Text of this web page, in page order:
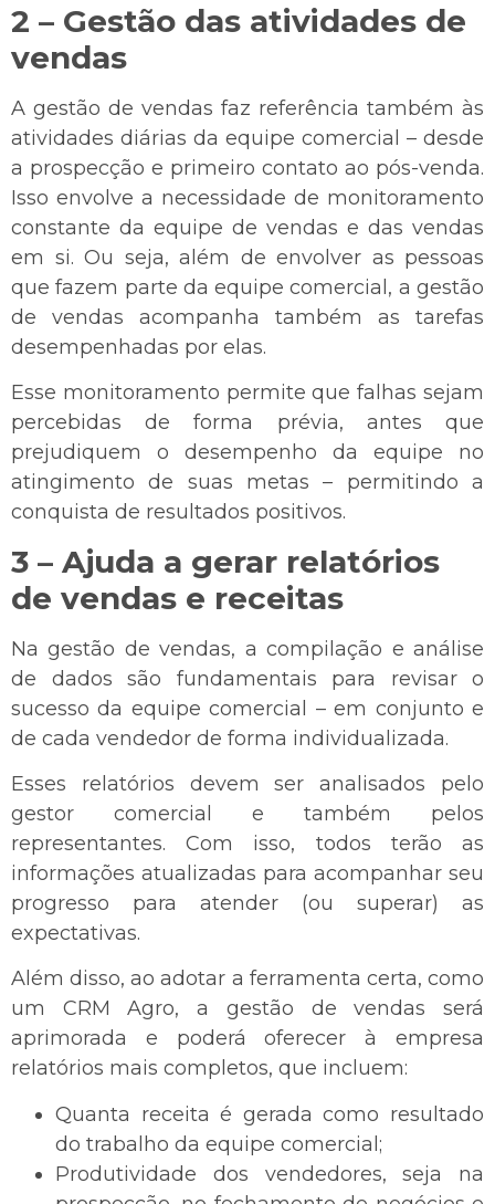
2 – Gestão das atividades de
vendas
A gestão de vendas faz referência também às
atividades diárias da equipe comercial – desde
a prospecção e primeiro contato ao pós-venda.
Isso envolve a necessidade de monitoramento
constante da equipe de vendas e das vendas
em si. Ou seja, além de envolver as pessoas
que fazem parte da equipe comercial, a gestão
de vendas acompanha também as tarefas
desempenhadas por elas.
Esse monitoramento permite que falhas sejam
percebidas de forma prévia, antes que
prejudiquem o desempenho da equipe no
atingimento de suas metas – permitindo a
conquista de resultados positivos.
3 – Ajuda a gerar relatórios
de vendas e receitas
Na gestão de vendas, a compilação e análise
de dados são fundamentais para revisar o
sucesso da equipe comercial – em conjunto e
de cada vendedor de forma individualizada.
Esses relatórios devem ser analisados pelo
gestor comercial e também pelos
representantes. Com isso, todos terão as
informações atualizadas para acompanhar seu
progresso para atender (ou superar) as
expectativas.
Além disso, ao adotar a ferramenta certa, como
um CRM Agro, a gestão de vendas será
aprimorada e poderá oferecer à empresa
relatórios mais completos, que incluem:
Quanta receita é gerada como resultado
do trabalho da equipe comercial;
Produtividade dos vendedores, seja na